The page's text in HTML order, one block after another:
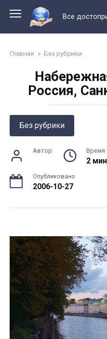
контенту
Все
Главная » Без рубрики
Россия,
Без рубрики
Автор Время
2
Опубликовано
2006-10-27